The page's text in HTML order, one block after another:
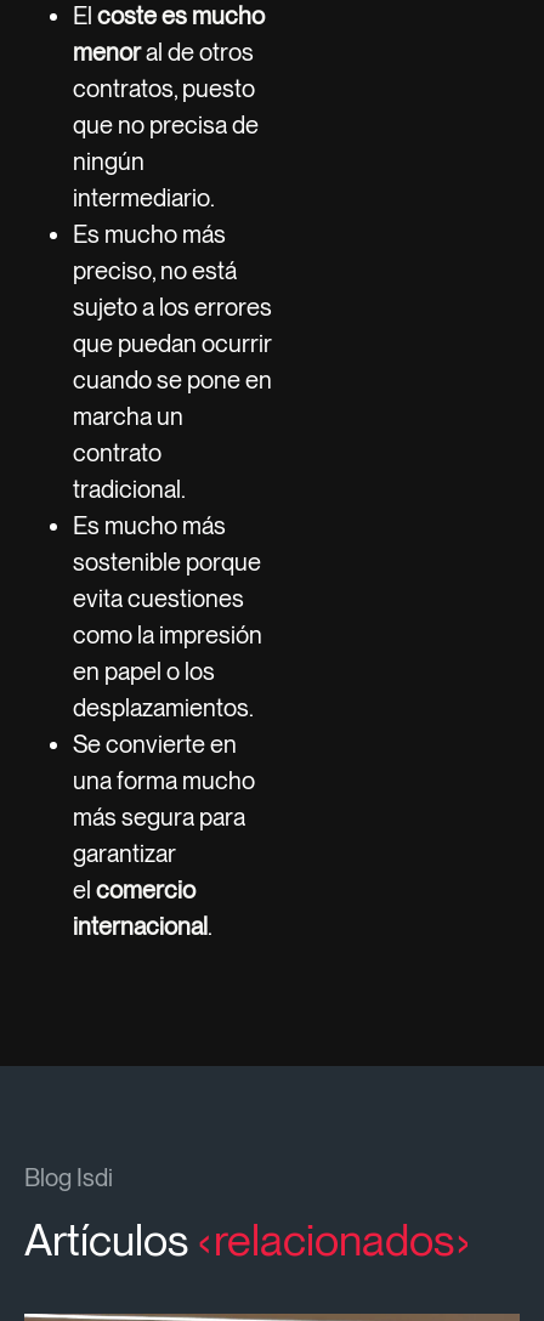
El coste es mucho
menoral de otros
contratos, puesto
que no precisa de
ningún
intermediario.
Es mucho más
preciso, no está
sujeto a los errores
que puedan ocurrir
cuando se pone en
marcha un
contrato
tradicional.
Es mucho más
sostenible porque
evita cuestiones
como la impresión
en papel o los
desplazamientos.
Se convierte en
una forma mucho
más segura para
garantizar
el comercio
internacional.
Blog Isdi
Artículos relacionados